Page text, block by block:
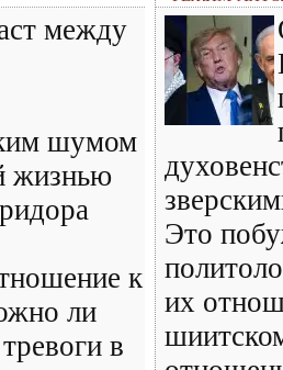
между
шумом
жизнью
к
ли
в
Это
их